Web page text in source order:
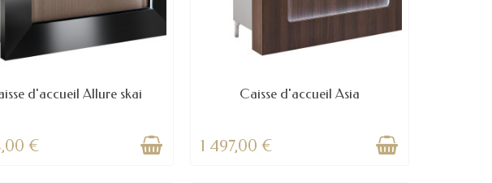
d'accueil Allure skai
€
Caisse d'accueil Asia
1 497,00 €